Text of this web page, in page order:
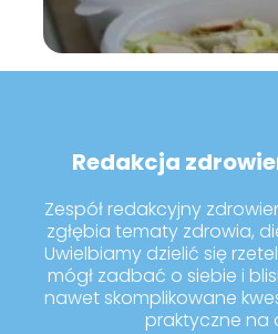
Redakcja
Zespół redakcyjny
zgłębia tematy zdrowia,
Uwielbiamy dzielić się
mógł zadbać o siebie i
nawet skomplikowane
praktyczne na